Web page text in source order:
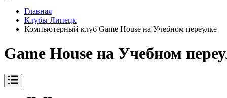
Главная
Клубы Липецк
Компьютерный клуб Game House на Учебном переулке
Game House на Учебном